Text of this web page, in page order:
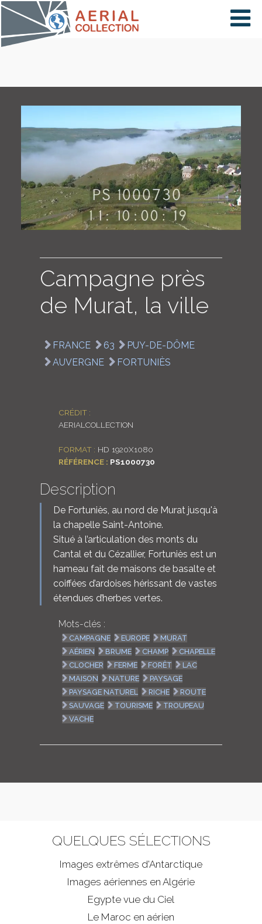
×
CARTE
COLLECTIONS
LOGIN
ENGLISH
Campagne près
de Murat, la ville
FRANCE 63
PUY-DE-DÔME
AUVERGNE
FORTUNIÈS
CRÉDIT :
AERIALCOLLECTION
FORMAT : HD 1920X1080
RÉFÉRENCE : PS1000730
Description
De Fortuniès, au nord de Murat jusqu'à
la chapelle Saint-Antoine.
Situé à l’articulation des monts du
Cantal et du Cézallier, Fortuniès est un
hameau fait de maisons de basalte et
coiffées d’ardoises hérissant de vastes
étendues d’herbes vertes.
Mots-clés :
CAMPAGNE EUROPE
MURAT
AÉRIEN
BRUME CHAMP
CHAPELLE
CLOCHER
FERME FORÊT
LAC
MAISON
NATURE
PAYSAGE
PAYSAGE NATUREL
RICHE
ROUTE
SAUVAGE
TOURISME
TROUPEAU
VACHE
QUELQUES SÉLECTIONS
Images extrêmes d'Antarctique
Images aériennes en Algérie
Egypte vue du Ciel
Le Maroc en aérien